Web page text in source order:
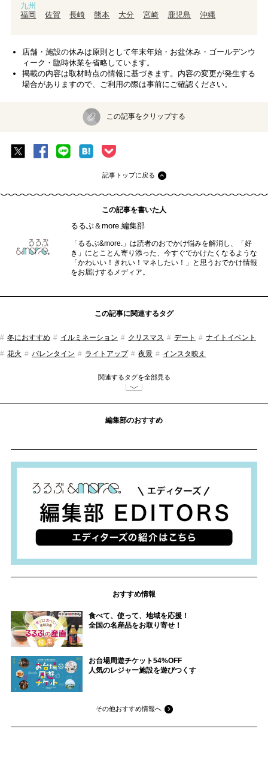
九州
福岡
佐賀 長崎 熊本 大分 宮崎 鹿児島 沖縄
店舗・施設の休みは原則として年末年始・お盆休み・ゴールデンウ
ィーク・臨時休業を省略しています。
掲載の内容は取材時点の情報に基づきます。内容の変更が発生する
場合がありますので、ご利用の際は事前にご確認ください。
この記事をクリップする
記事トップに戻る
この記事を書いた人
るるぶ＆more.編集部
「るるぶ&more.」は読者のおでかけ悩みを解消し、「好
き」にとことん寄り添った、今すぐでかけたくなるような
「かわいい！きれい！マネしたい！」と思うおでかけ情報
をお届けするメディア。
この記事に関連するタグ
冬におすすめ イルミネーション クリスマス デート
ナイトイベント
花火
バレンタイン ライトアップ 夜景
インスタ映え
関連するタグを全部見る
編集部のおすすめ
おすすめ情報
食べて、使って、地域を応援！
全国の名産品をお取り寄せ！
お台場周遊チケット54%OFF
人気のレジャー施設を遊びつくす
その他おすすめ情報へ